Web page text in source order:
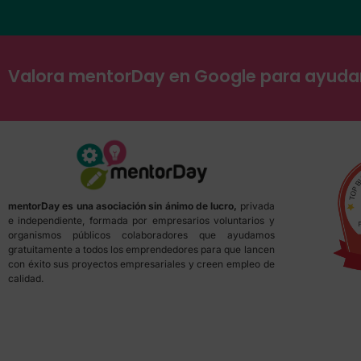
Valora mentorDay en Google para
mentorDay es una asociación sin ánimo de lucro, privada
e independiente, formada por empresarios voluntarios y
organismos públicos colaboradores que ayudamos
gratuitamente a todos los emprendedores para que lancen
con éxito sus proyectos empresariales y creen empleo de
calidad.